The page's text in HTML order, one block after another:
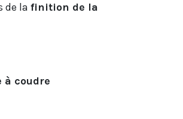
de la finition de la
coudre